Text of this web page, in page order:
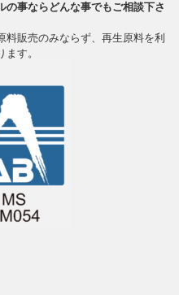
の事ならどんな事でもご相談下さ
料販売のみならず、再生原料を利
す。